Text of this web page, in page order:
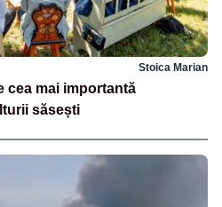
Stoica Marian
cea mai importantă
săsești